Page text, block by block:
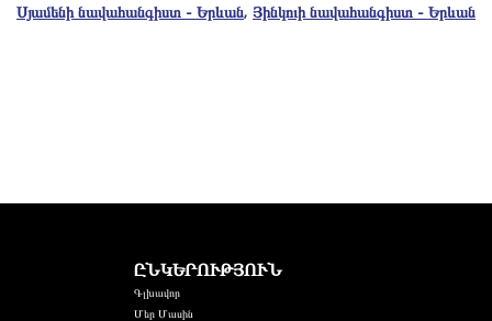
Սյամենի նավահանգիստ - Երևան, Յինկուի նավահանգիստ - Երևան
ԸՆԿԵՐՈՒԹՅՈՒՆ
Գլխավոր
Մեր Մասին